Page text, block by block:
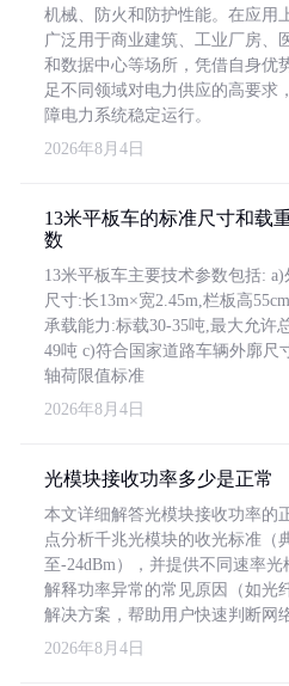
机械、防火和防护性能。在应用
广泛用于商业建筑、工业厂房、
和数据中心等场所，凭借自身优
足不同领域对电力供应的高要求
障电力系统稳定运行。
2026年8月4日
13米平板车的标准尺寸和载
数
13米平板车主要技术参数包括: a)
尺寸:长13m×宽2.45m,栏板高
承载能力:标载30-35吨,最大允许
49吨 c)符合国家道路车辆外廓尺
轴荷限值标准
2026年8月4日
光模块接收功率多少是正常
本文详细解答光模块接收功率的
点分析千兆光模块的收光标准（
至-24dBm），并提供不同速率
解释功率异常的常见原因（如光
解决方案，帮助用户快速判断网
2026年8月4日